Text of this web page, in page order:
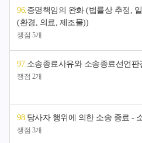
96.증명책임의 완화 (법률상 추정,
(환경, 의료, 제조물))
쟁점 5개
97.소송종료사유와 소송종료선언판
쟁점 2개
98.당사자 행위에 의한 소송 종료 -
쟁점 3개